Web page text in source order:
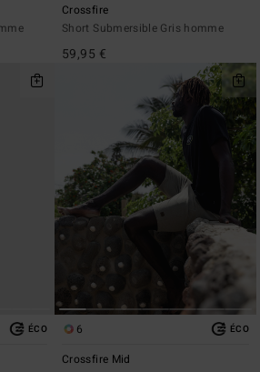
Crossfire
Short Submersible Gris homme
59,95 €
ÉCO 6 ÉCO
Crossfire Mid